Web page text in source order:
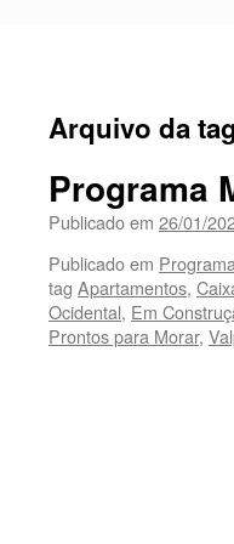
Arquivo da
Programa
Publicado em 26/01/
Publicado em
tag Apartamentos,
Ocidental, Em
Prontos para Morar,